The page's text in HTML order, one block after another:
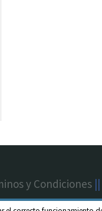
y Condiciones ||